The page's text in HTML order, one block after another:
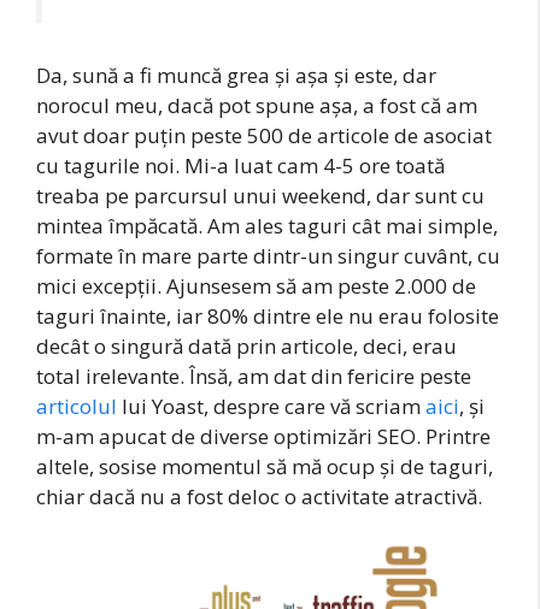
Da, sună a fi muncă grea și așa și este, dar
norocul meu, dacă pot spune așa, a fost că am
avut doar puțin peste 500 de articole de asociat
cu tagurile noi. Mi-a luat cam 4-5 ore toată
treaba pe parcursul unui weekend, dar sunt cu
mintea împăcată. Am ales taguri cât mai simple,
formate în mare parte dintr-un singur cuvânt, cu
mici excepții. Ajunsesem să am peste 2.000 de
taguri înainte, iar 80% dintre ele nu erau folosite
decât o singură dată prin articole, deci, erau
total irelevante. Însă, am dat din fericire peste
articolul lui Yoast, despre care vă scriamaici, și
m-am apucat de diverse optimizări SEO. Printre
altele, sosise momentul să mă ocup și de taguri,
chiar dacă nu a fost deloc o activitate atractivă.